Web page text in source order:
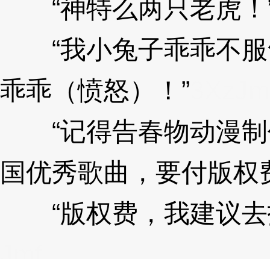
“神特么两只老虎！
“我小兔子乖乖不服
乖乖（愤怒）！”
“记得告春物动漫制
国优秀歌曲，要付版权
“版权费，我建议去